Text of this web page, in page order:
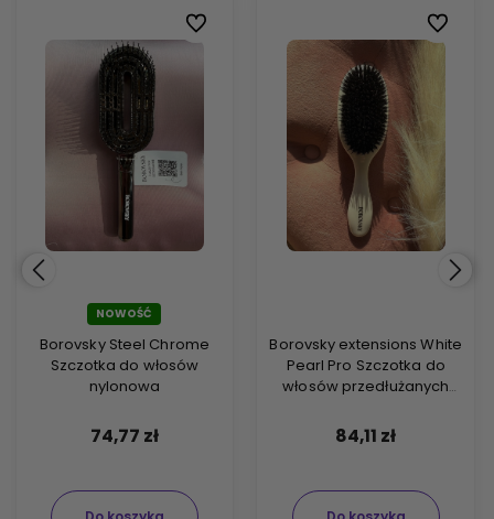
NOWOŚĆ
Borovsky Steel Chrome
Szczotka do włosów
nylonowa
74,77 zł
Do ulubionych
Do ulubionych
Borovsky extensions White
Pearl Pro Szczotka do
włosów przedłużanych
84,11 zł
Do
Do